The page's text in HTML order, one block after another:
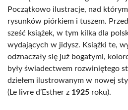
Początkowo ilustracje, nad
rysunków piórkiem i tuszem. Przed
sześć książek, w tym kilka dla
wydających w jidysz. Książki te,
odznaczały się już bogatymi,
były świadectwem rozwiniętego
dziełem ilustrowanym w nowej
(Le livre d’Esther z 1925 roku).